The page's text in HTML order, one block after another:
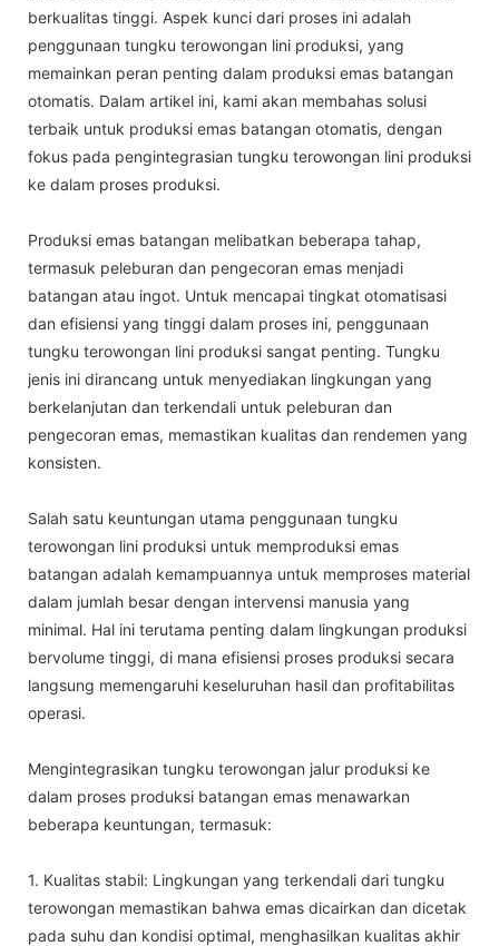
berkualitas tinggi. Aspek kunci dari proses ini adalah
penggunaan tungku terowongan lini produksi, yang
memainkan peran penting dalam produksi emas batangan
otomatis. Dalam artikel ini, kami akan membahas solusi
terbaik untuk produksi emas batangan otomatis, dengan
fokus pada pengintegrasian tungku terowongan lini produksi
ke dalam proses produksi.
Produksi emas batangan melibatkan beberapa tahap,
termasuk peleburan dan pengecoran emas menjadi
batangan atau ingot. Untuk mencapai tingkat otomatisasi
dan efisiensi yang tinggi dalam proses ini, penggunaan
tungku terowongan lini produksi sangat penting. Tungku
jenis ini dirancang untuk menyediakan lingkungan yang
berkelanjutan dan terkendali untuk peleburan dan
pengecoran emas, memastikan kualitas dan rendemen yang
konsisten.
Salah satu keuntungan utama penggunaan tungku
terowongan lini produksi untuk memproduksi emas
batangan adalah kemampuannya untuk memproses material
dalam jumlah besar dengan intervensi manusia yang
minimal. Hal ini terutama penting dalam lingkungan produksi
bervolume tinggi, di mana efisiensi proses produksi secara
langsung memengaruhi keseluruhan hasil dan profitabilitas
operasi.
Mengintegrasikan tungku terowongan jalur produksi ke
dalam proses produksi batangan emas menawarkan
beberapa keuntungan, termasuk:
1. Kualitas stabil: Lingkungan yang terkendali dari tungku
terowongan memastikan bahwa emas dicairkan dan dicetak
pada suhu dan kondisi optimal, menghasilkan kualitas akhir